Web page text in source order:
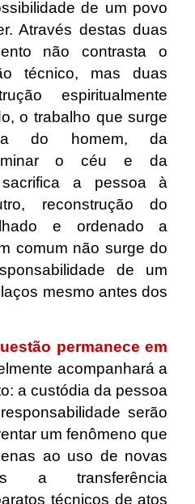
de um povo
Através destas duas
não contrasta o
técnico, mas duas
espiritualmente
o trabalho que surge
do homem, da
o céu e da
a pessoa à
reconstrução do
e ordenado a
comum não surge do
de um
mesmo antes dos
permanece em
acompanhará a
a custódia da pessoa
serão
um fenômeno que
ao uso de novas
a transferência
técnicos de atos